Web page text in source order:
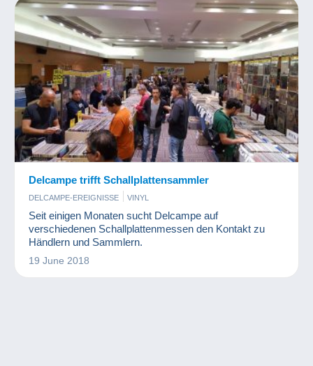
Delcampe trifft Schallplattensammler
DELCAMPE-EREIGNISSE VINYL
Seit einigen Monaten sucht Delcampe auf
verschiedenen Schallplattenmessen den Kontakt zu
Händlern und Sammlern.
19 June 2018